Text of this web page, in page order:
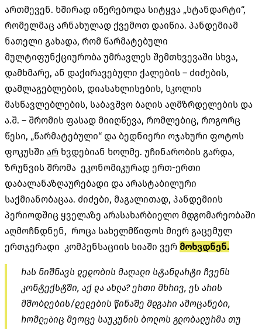
ართმევენ. ხშირად იწერებოდა სიტყვა „სტანდარტი“,
რომელმაც არნახულად ქვემოთ დაიწია. პანდემიამ
ნათელი გახადა, რომ წარმატებული
მულტიფუნქციურობა უმრავლეს შემთხვევაში სხვა,
დამხმარე, ან დაქირავებული ქალების – ძიძების,
დამლაგებლების, დიასახლისების, სკოლის
მასწავლებლების, საბავშვო ბაღის აღმზრდელების და
ა.შ. – შრომის ფასად მიიღწევა, რომლებიც, როგორც
წესი, „წარმატებული“ და ბედნიერი ოჯახური ფოტოს
ფოკუსში არ ხვდებიან ხოლმე. უჩინარობის გარდა,
ზრუნვის შრომა ეკონომიკურად ერთ-ერთი
დაბალანაზღაურებადი და არასტაბილური
საქმიანობაცაა. ძიძები, მაგალითად, პანდემიის
პერიოდშიც ყველაზე არასახარბიელო მდგომარეობაში
აღმოჩნდნენ, როცა სახელმწიფოს მიერ გაცემულ
ერთჯერადი კომპენსაციის სიაში ვერ მოხვდნენ.
რას ნიშნავს დედობის მაღალი სტანდარტი ჩვენს
კონტექსტში, აქ და ახლა? ერთი მხრივ, ეს არის
მშობლების/დედების წინაშე მდგარი ამოცანები,
რომლებიც მეოცე საუკუნის ბოლოს გლობალურმა თუ